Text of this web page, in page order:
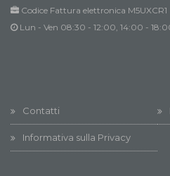
Codice Fattura elettronica M5UXCR1
Lun - Ven 08:30 - 12:00, 14:00 -
Contatti
Informativa sulla Privacy